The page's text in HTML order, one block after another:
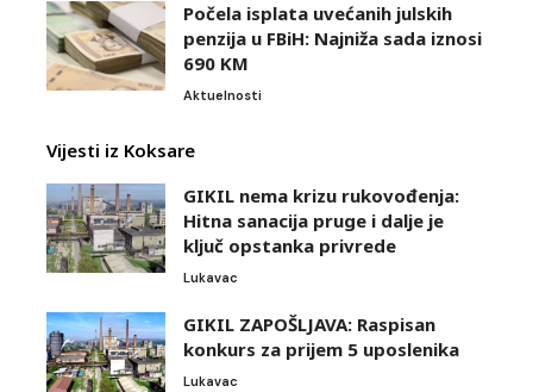
Počela isplata uvećanih julskih
penzija u FBiH: Najniža sada iznosi
690 KM
Aktuelnosti
Vijesti iz Koksare
GIKIL nema krizu rukovođenja:
Hitna sanacija pruge i dalje je
ključ opstanka privrede
Lukavac
GIKIL ZAPOŠLJAVA: Raspisan
konkurs za prijem 5 uposlenika
Lukavac